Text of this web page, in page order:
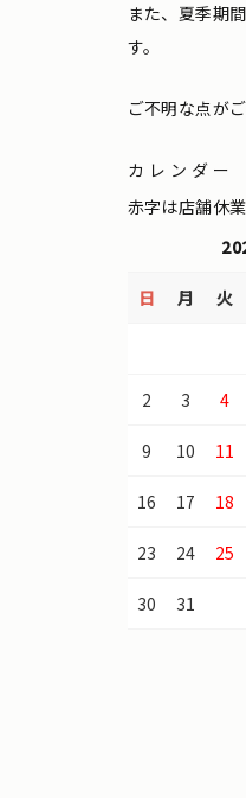
また、夏季期
す。
ご不明な点が
カレンダー
赤字は店舗休
日 月 火
2 3 4
9 10 11
16 17 18
23 24 25
30 31